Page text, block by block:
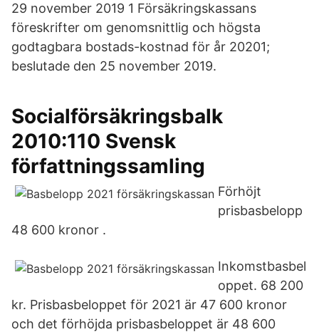
29 november 2019 1 Försäkringskassans
föreskrifter om genomsnittlig och högsta
godtagbara bostads-kostnad för år 20201;
beslutade den 25 november 2019.
Socialförsäkringsbalk
2010:110 Svensk
författningssamling
Förhöjt
prisbasbelopp
48 600 kronor .
Inkomstbasbel
oppet. 68 200
kr. Prisbasbeloppet för 2021 är 47 600 kronor
och det förhöjda prisbasbeloppet är 48 600